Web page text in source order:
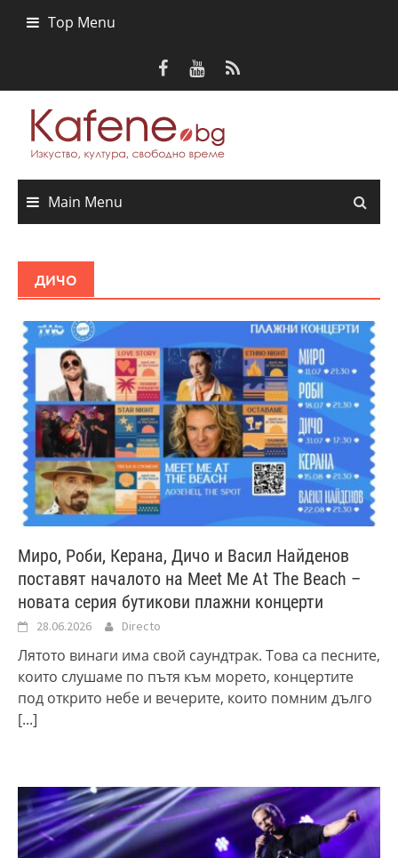
Top Menu
Main Menu
ДИЧО
Миро, Роби, Керана, Дичо и Васил Найденов
поставят началото на Meet Me At The Beach –
новата серия бутикови плажни концерти
28.06.2026 Directo
Лятото винаги има свой саундтрак. Това са песните,
които слушаме по пътя към морето, концертите
под открито небе и вечерите, които помним дълго
[...]